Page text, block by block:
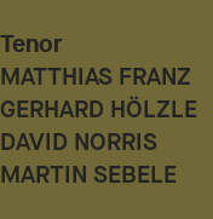
Tenor
MATTHIAS FRANZ
GERHARD HÖLZLE
DAVID NORRIS
MARTIN SEBELE